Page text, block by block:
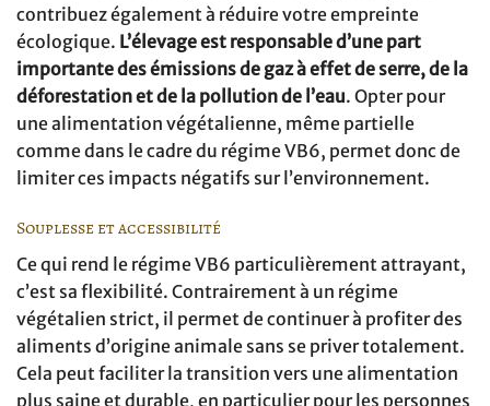
contribuez également à réduire votre empreinte
écologique. L’élevage est responsable d’une part
importante des émissions de gaz à effet de serre, de la
déforestation et de la pollution de l’eau. Opter pour
une alimentation végétalienne, même partielle
comme dans le cadre du régime VB6, permet donc de
limiter ces impacts négatifs sur l’environnement.
Souplesse et accessibilité
Ce qui rend le régime VB6 particulièrement attrayant,
c’est sa flexibilité. Contrairement à un régime
végétalien strict, il permet de continuer à profiter des
aliments d’origine animale sans se priver totalement.
Cela peut faciliter la transition vers une alimentation
plus saine et durable, en particulier pour les personnes